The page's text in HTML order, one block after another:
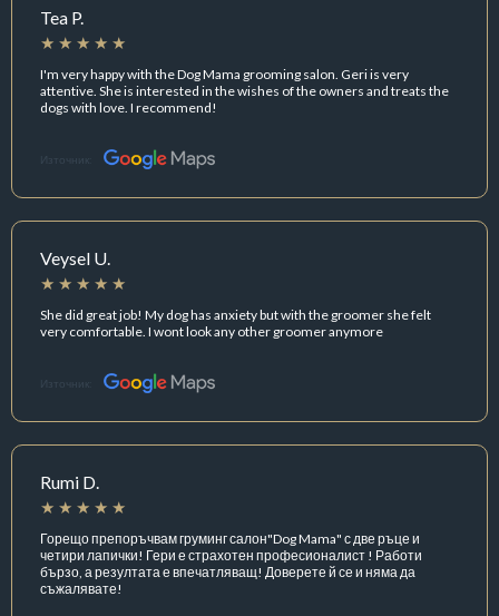
Tea P.
I'm very happy with the Dog Mama grooming salon. Geri is very
attentive. She is interested in the wishes of the owners and treats the
dogs with love. I recommend!
Източник:
Veysel U.
She did great job! My dog has anxiety but with the groomer she felt
very comfortable. I wont look any other groomer anymore
Източник:
Rumi D.
Горещо препоръчвам груминг салон"Dog Mama" с две ръце и
четири лапички! Гери е страхотен професионалист ! Работи
бързо, а резултата е впечатляващ! Доверете й се и няма да
съжалявате!